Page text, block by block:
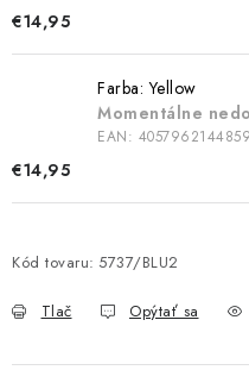
€14,95
Farba: Yellow
Momentálne
EAN: 4057962144859
€14,95
Kód tovaru: 5737/BLU2
Tlač Opýtať sa